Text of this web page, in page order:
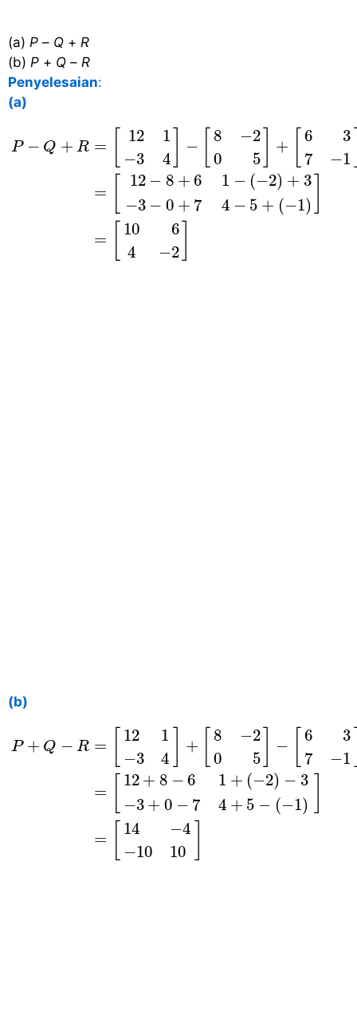
(a) P – Q + R
(b) P + Q – R
Penyelesaian:
(a)
P − Q + R =
12
1
−3 4
−
8 −2
0
5
+
6
3
7
−1
=
12 − 8 + 6 1 − (−2) + 3
−3 − 0 + 7 4 − 5 + (−1)
=
10
6
4
−2
−3 4] 8 − 5 ] 37 = [ 8
(b)
P + Q − R =
12
1
−3 4
+
8 −2
0
5
−
6
3
7
−1
=
12 + 8 − 6 1 + (−2) − 3
−3 + 0 − 7 4 + 5 − (−1)
=
14 −4
−10 10
−34 [8 − 5 ] 37 = [ 8